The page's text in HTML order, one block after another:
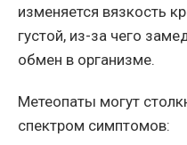
изменяется вязкость
густой, из-за чего
обмен в организме.
Метеопаты могут
спектром симптомов: